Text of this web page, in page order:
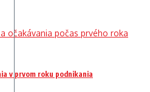
v prvom roku podnikania